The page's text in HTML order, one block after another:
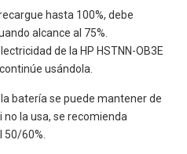
hasta 100%, debe
alcance al 75%.
de la HP HSTNN-OB3E
usándola.
batería se puede mantener de
la usa, se recomienda
60%.